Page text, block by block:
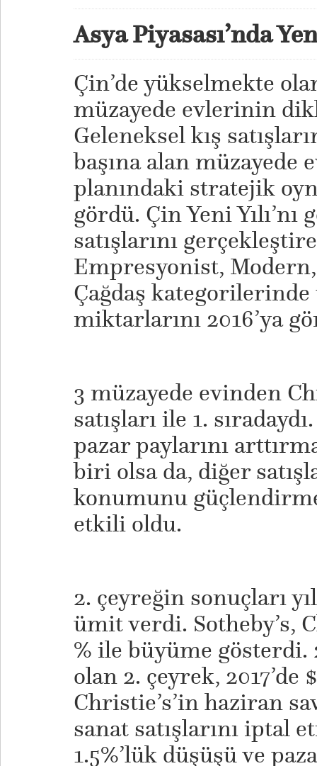
Asya Piyasası’nda
Çin’de yükselmekte
müzayede evlerinin
Geleneksel kış
başına alan müzayede
planındaki stratejik
gördü. Çin Yeni Yılı’nı
satışlarını
Empresyonist, Modern,
Çağdaş kategorilerinde
miktarlarını 2016’ya
3 müzayede evinden
satışları ile 1.
pazar paylarını
biri olsa da, diğer
konumunu
etkili oldu.
2. çeyreğin sonuçları
ümit verdi. Sotheby’s,
% ile büyüme gösterdi.
olan 2. çeyrek,
Christie’s’in haziran
sanat satışlarını iptal
1.5%’lük düşüşü ve